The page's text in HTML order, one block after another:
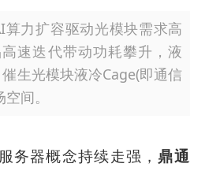
力扩容驱动光模块需求高
速迭代带动功耗攀升，液
生光模块液冷Cage(即通信
间。
务器概念持续走强， 鼎通